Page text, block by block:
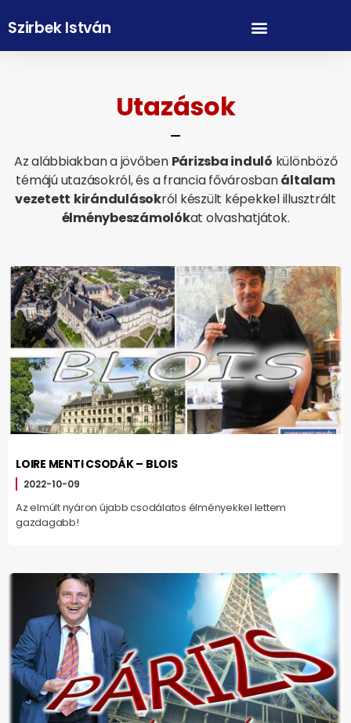
Szirbek István
Utazások
Az alábbiakban a jövőben Párizsba induló különböző
témájú utazásokról, és a francia fővárosbanáltalam
vezetett kirándulásokról készült képekkel illusztrált
élménybeszámolókat olvashatjátok.
LOIRE MENTI CSODÁK – BLOIS
2022-10-09
Az elmúlt nyáron újabb csodálatos élményekkel lettem
gazdagabb!